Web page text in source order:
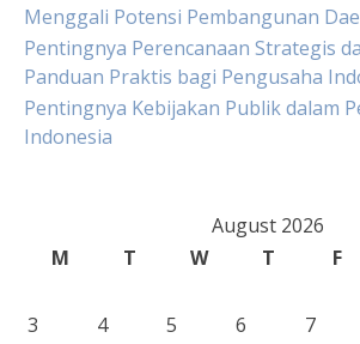
Menggali Potensi Pembangunan
Pentingnya Perencanaan Strategis
Panduan Praktis bagi Pengusaha
Pentingnya Kebijakan Publik dalam
Indonesia
August 2026
M
T W T F
3
4 5 6 7